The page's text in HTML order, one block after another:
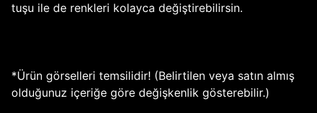
tuşu ile de renkleri kolayca değiştirebilirsin.
*Ürün görselleri temsilidir! (Belirtilen veya satın almış
olduğunuz içeriğe göre değişkenlik gösterebilir.)